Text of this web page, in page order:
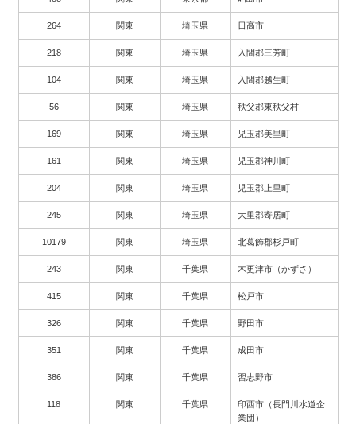
264 関東 埼玉県 日高市
218 関東 埼玉県 入間郡三芳町
104 関東 埼玉県 入間郡越生町
56 関東 埼玉県 秩父郡東秩父村
169 関東 埼玉県 児玉郡美里町
161 関東 埼玉県 児玉郡神川町
204 関東 埼玉県 児玉郡上里町
245 関東 埼玉県 大里郡寄居町
10179 関東 埼玉県 北葛飾郡杉戸町
243 関東 千葉県 木更津市（かずさ）
415 関東 千葉県 松戸市
326 関東 千葉県 野田市
351 関東 千葉県 成田市
386 関東 千葉県 習志野市
118 関東 千葉県
印西市（長門川水道企
業団）